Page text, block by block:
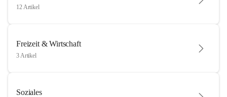
12 Artikel
Freizeit & Wirtschaft
3 Artikel
Soziales